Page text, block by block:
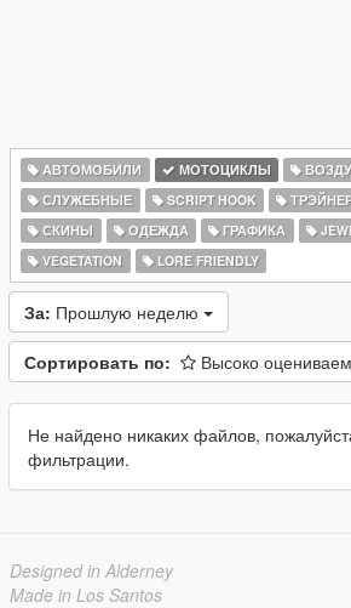
АВТОМОБИЛИ МОТОЦИКЛЫ
СЛУЖЕБНЫЕ
SCRIPT HOOK
СКИНЫ
ОДЕЖДА ГРАФИКА
VEGETATION
LORE FRIENDLY
За: Прошлую неделю
Сортировать по: Высоко
Не найдено никаких файлов,
фильтрации.
Designed in Alderney
Made in Los Santos